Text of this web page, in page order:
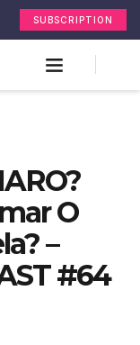
SUBSCRIPTION
O
–
#64